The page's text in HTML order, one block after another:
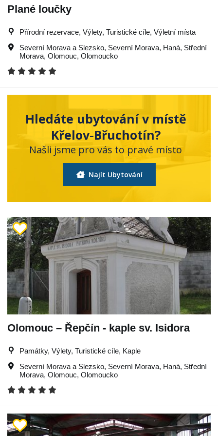
Plané loučky
Přírodní rezervace, Výlety, Turistické cíle, Výletní místa
Severní Morava a Slezsko, Severní Morava, Haná, Střední
Morava, Olomouc, Olomoucko
Hledáte ubytování v místě
Křelov-Břuchotín?
Našli jsme pro vás to pravé místo
Najít Ubytování
Olomouc – Řepčín - kaple sv. Isidora
Památky, Výlety, Turistické cíle, Kaple
Severní Morava a Slezsko, Severní Morava, Haná, Střední
Morava, Olomouc, Olomoucko